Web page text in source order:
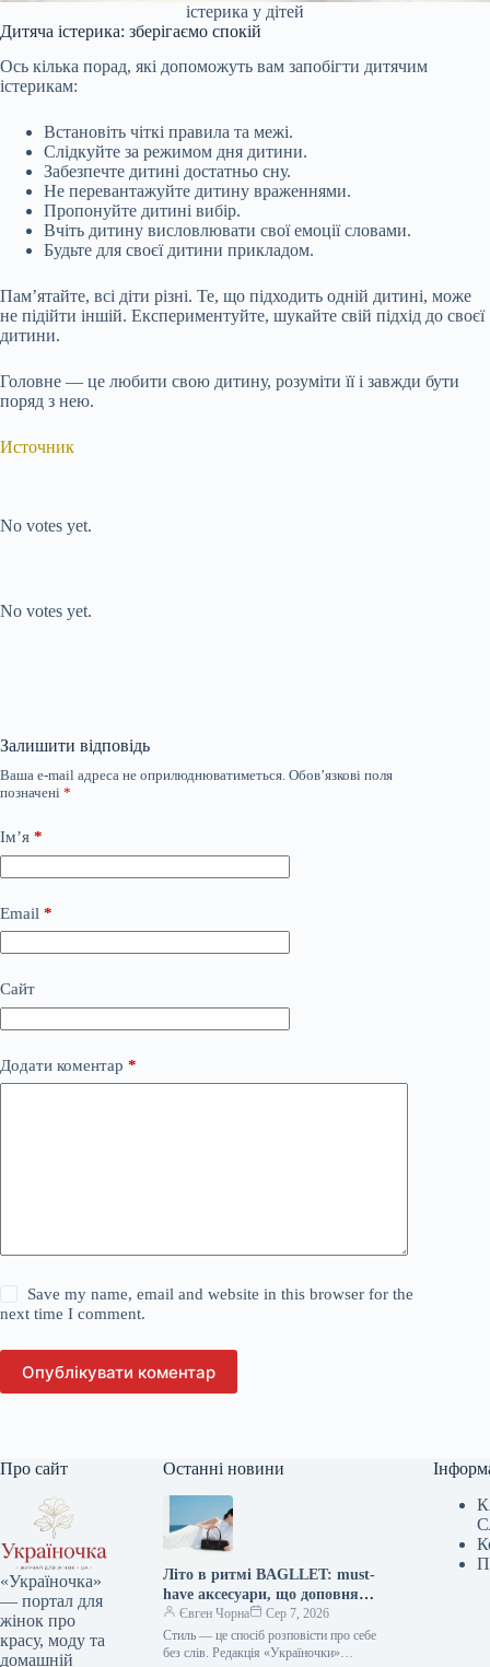
істерика у дітей
Дитяча істерика: зберігаємо спокій
Ось кілька порад, які допоможуть вам запобігти дитячим
істерикам:
Встановіть чіткі правила та межі.
Слідкуйте за режимом дня дитини.
Забезпечте дитині достатньо сну.
Не перевантажуйте дитину враженнями.
Пропонуйте дитині вибір.
Вчіть дитину висловлювати свої емоції словами.
Будьте для своєї дитини прикладом.
Пам’ятайте, всі діти різні. Те, що підходить одній дитині, може
не підійти іншій. Експериментуйте, шукайте свій підхід до своєї
дитини.
Головне — це любити свою дитину, розуміти її і завжди бути
поряд з нею.
Источник
No votes yet.
No votes yet.
Залишити відповідь
Ваша e-mail адреса не оприлюднюватиметься. Обов’язкові поля
позначені *
Ім’я *
Email *
Сайт
Додати коментар *
Save my name, email and website in this browser for the
next time I comment.
Опублікувати коментар
Про сайт
«Україночка»
— портал для
жінок про
красу, моду та
домашній
Останні новини
Літо в ритмі BAGLLET: must-
have аксесуари, що доповнять
твій фешн-образ
Євген Чорна
Сер 7, 2026
Стиль — це спосіб розповісти про себе
без слів. Редакція «Україночки»